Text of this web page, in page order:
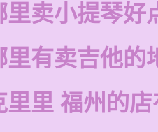
里卖小提琴好
里有卖吉他的
里里 福州的